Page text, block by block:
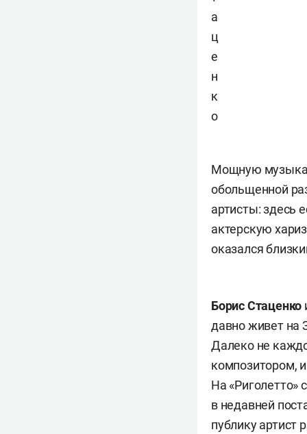
а
ц
е
н
к
о
Мощную
обольщенной
артисты: здесь
актерскую
оказался
Борис Стаценко
давно живет на
Далеко не
композитором,
На «Риголетто»
в недавней
публику артист